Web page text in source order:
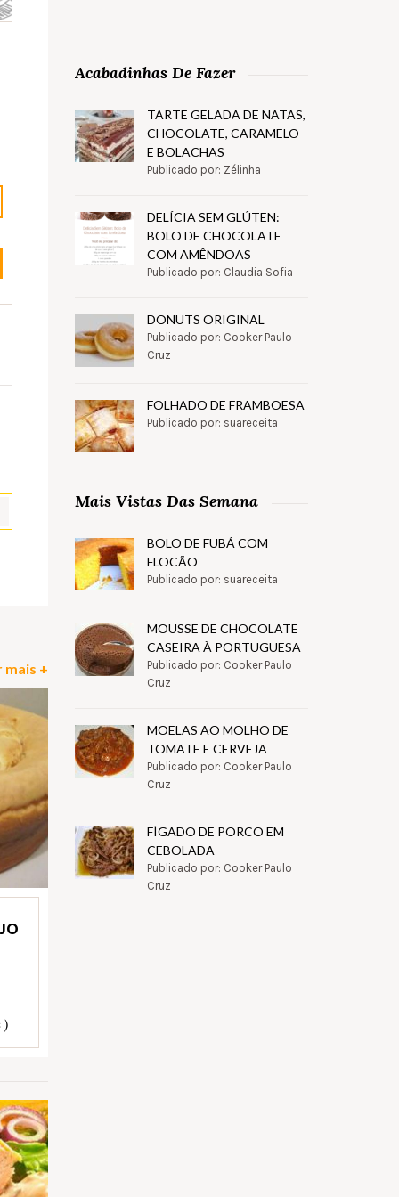
mais +
)
Acabadinhas De Fazer
TARTE GELADA DE NATAS,
CHOCOLATE, CARAMELO
E BOLACHAS
Publicado por: Zélinha
DELÍCIA SEM GLÚTEN:
BOLO DE CHOCOLATE
COM AMÊNDOAS
Publicado por: Claudia Sofia
DONUTS ORIGINAL
Publicado por: Cooker Paulo
Cruz
FOLHADO DE FRAMBOESA
Publicado por: suareceita
Mais Vistas Das Semana
BOLO DE FUBÁ COM
FLOCÃO
Publicado por: suareceita
MOUSSE DE CHOCOLATE
CASEIRA À PORTUGUESA
Publicado por: Cooker Paulo
Cruz
MOELAS AO MOLHO DE
TOMATE E CERVEJA
Publicado por: Cooker Paulo
Cruz
FÍGADO DE PORCO EM
CEBOLADA
Publicado por: Cooker Paulo
Cruz